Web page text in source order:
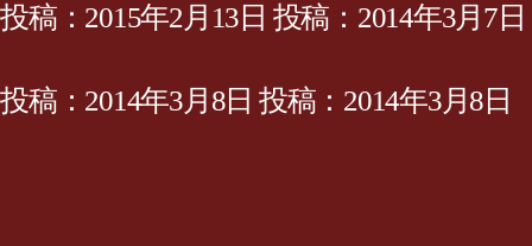
投稿：2015年2月13日 投稿：2014年3月7日
投稿：2014年3月8日 投稿：2014年3月8日